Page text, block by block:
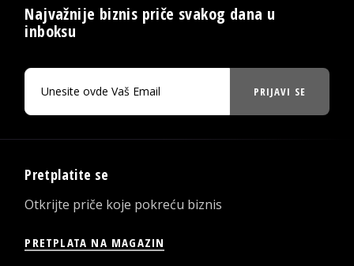
Najvažnije biznis priče svakog dana u
inboksu
PRIJAVI SE
Pretplatite se
Otkrijte priče koje pokreću biznis
PRETPLATA NA MAGAZIN